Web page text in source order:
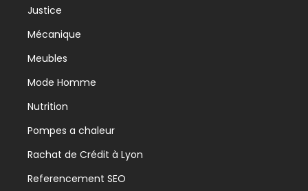
Justice
Mécanique
Meubles
Mode Homme
Nutrition
Pompes a chaleur
Rachat de Crédit à Lyon
Referencement SEO